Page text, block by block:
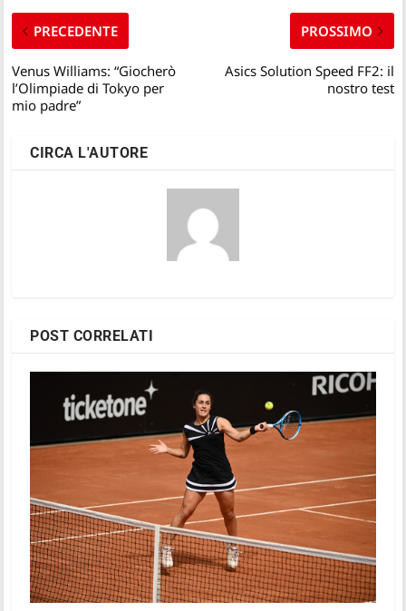
PRECEDENTE
Venus Williams: “Giocherò
l’Olimpiade di Tokyo per
mio padre”
PROSSIMO
Asics Solution Speed FF2: il
nostro test
CIRCA L'AUTORE
POST CORRELATI